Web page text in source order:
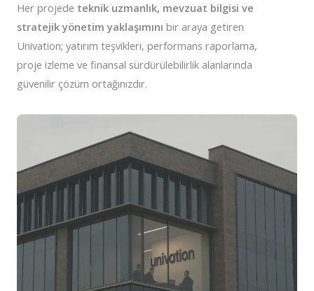
Her projede teknik uzmanlık, mevzuat bilgisi ve
stratejik yönetim yaklaşımını bir araya getiren
Univation; yatırım teşvikleri, performans raporlama,
proje izleme ve finansal sürdürülebilirlik alanlarında
güvenilir çözüm ortağınızdır.